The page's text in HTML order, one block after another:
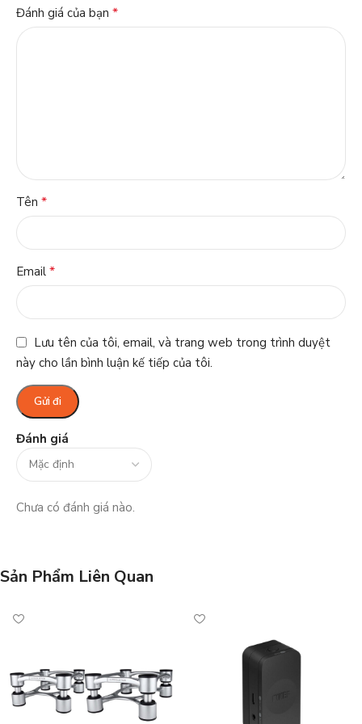
Đánh giá
Chưa có đánh giá nào.
Đánh giá của bạn *
Tên *
Email *
Lưu tên của tôi, email, và trang web trong trình duyệt
này cho lần bình luận kế tiếp của tôi.
Sản Phẩm Liên Quan